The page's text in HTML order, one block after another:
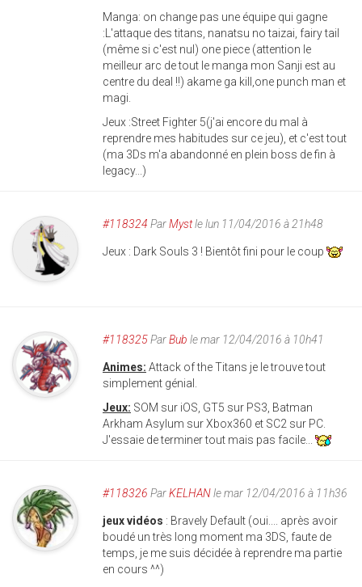
Manga: on change pas une équipe qui gagne
:L'attaque des titans, nanatsu no taizai, fairy tail
(même si c'est nul) one piece (attention le
meilleur arc de tout le manga mon Sanji est au
centre du deal !!) akame ga kill,one punch man et
magi.
Jeux :Street Fighter 5(j'ai encore du mal à
reprendre mes habitudes sur ce jeu), et c'est tout
(ma 3Ds m'a abandonné en plein boss de fin à
legacy...)
#118324 ParMystle lun 11/04/2016 à 21h48
Jeux : Dark Souls 3 ! Bientôt fini pour le coup
#118325ParBub le mar 12/04/2016 à 10h41
Animes: Attack of the Titans je le trouve tout
simplement génial.
Jeux: SOM sur iOS, GT5 sur PS3, Batman
Arkham Asylum sur Xbox360 et SC2 sur PC.
J'essaie de terminer tout mais pas facile...
#118326 ParKELHANle mar 12/04/2016 à 11h36
jeux vidéos : Bravely Default (oui.... après avoir
boudé un très long moment ma 3DS, faute de
temps, je me suis décidée à reprendre ma partie
en cours ^^)